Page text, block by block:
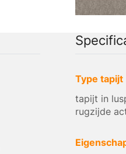
Type tapijt
tapijt in
rugzijde